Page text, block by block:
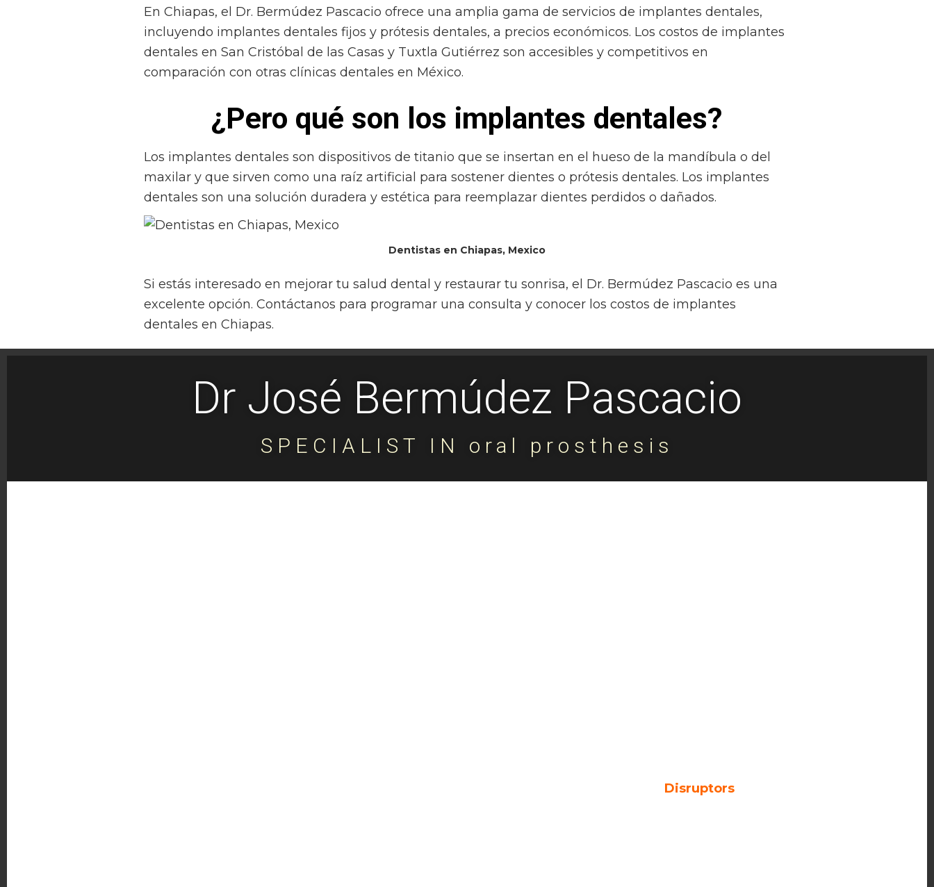
En Chiapas, el Dr. Bermúdez Pascacio ofrece una amplia gama de servicios de implantes dentales,
incluyendo implantes dentales fijos y prótesis dentales, a precios económicos. Los costos de implantes
dentales en San Cristóbal de las Casas y Tuxtla Gutiérrez son accesibles y competitivos en
comparación con otras clínicas dentales en México.
¿Pero qué son los implantes dentales?
Los implantes dentales son dispositivos de titanio que se insertan en el hueso de la mandíbula o del
maxilar y que sirven como una raíz artificial para sostener dientes o prótesis dentales. Los implantes
dentales son una solución duradera y estética para reemplazar dientes perdidos o dañados.
Dentistas en Chiapas, Mexico
Si estás interesado en mejorar tu salud dental y restaurar tu sonrisa, el Dr. Bermúdez Pascacio es una
excelente opción. Contáctanos para programar una consulta y conocer los costos de implantes
dentales en Chiapas.
Dr José Bermúdez Pascacio
SPECIALIST IN oral prosthesis
Disruptors